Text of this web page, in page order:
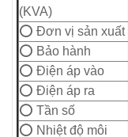
(KVA)
⭕ Đơn vị sản xuất
⭕ Bảo hành
⭕ Điện áp vào
⭕ Điện áp ra
⭕ Tần số
⭕ Nhiệt độ môi